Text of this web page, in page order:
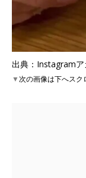
出典：Instagramア
▼次の画像は下へスク